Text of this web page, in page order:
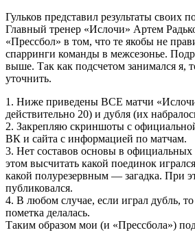
Гульков представил результаты своих
Главный тренер «Ислочи» Артем
«Прессбол» в том, что те якобы не
спарринги команды в межсезонье.
выше. Так как подсчетом занимался я,
уточнить.
1. Ниже приведены ВСЕ матчи
действительно 20) и дубля (их
2. Закрепляю скриншоты с
ВК и сайта с информацией по матчам.
3. Нет составов основы в официальных
этом высчитать какой поединок
какой полурезервным — загадка. При
публиковался.
4. В любом случае, если играл дубль,
пометка делалась.
Таким образом мои (и «Прессбола»)